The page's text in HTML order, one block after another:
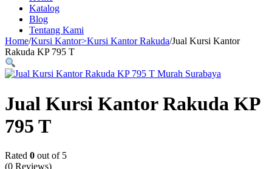
Katalog
Blog
Tentang Kami
Home/Kursi Kantor>Kursi Kantor Rakuda/Jual Kursi Kantor
Rakuda KP 795 T
Jual Kursi Kantor Rakuda KP
795 T
Rated 0 out of 5
(0 Reviews)